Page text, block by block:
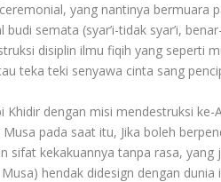
yang nantinya bermuara
semata (syar’i-tidak syar’i,
disiplin ilmu fiqih yang seperti
teka teki senyawa cinta sang
dengan misi mendestruksi ke-
pada saat itu, Jika boleh
sifat kekakuannya tanpa rasa, yang
hendak didesign dengan dunia